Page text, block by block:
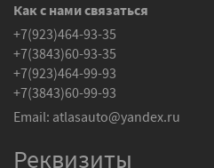
Как с нами связаться
+7(923)464-93-35
+7(3843)60-93-35
+7(923)464-99-93
+7(3843)60-99-93
Email: atlasauto@yandex.ru
Реквизиты